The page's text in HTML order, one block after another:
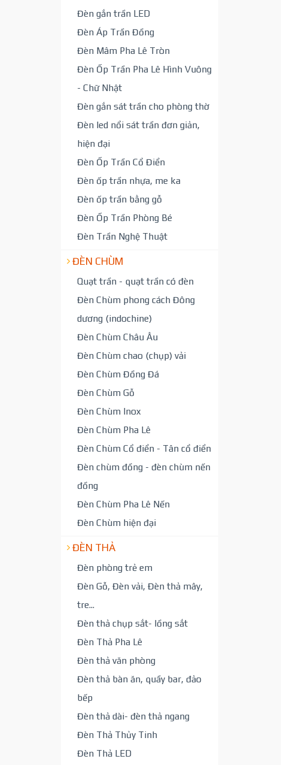
Đèn gắn trần LED
Đèn Áp Trần Đồng
Đèn Mâm Pha Lê Tròn
Đèn Ốp Trần Pha Lê Hình Vuông
- Chữ Nhật
Đèn gắn sát trần cho phòng thờ
Đèn led nổi sát trần đơn giản,
hiện đại
Đèn Ốp Trần Cổ Điển
Đèn ốp trần nhựa, me ka
Đèn ốp trần bằng gỗ
Đèn Ốp Trần Phòng Bé
Đèn Trần Nghệ Thuật
ĐÈN CHÙM
Quạt trần - quạt trần có đèn
Đèn Chùm phong cách Đông
dương (indochine)
Đèn Chùm Châu Âu
Đèn Chùm chao (chụp) vải
Đèn Chùm Đồng Đá
Đèn Chùm Gỗ
Đèn Chùm Inox
Đèn Chùm Pha Lê
Đèn Chùm Cổ điển - Tân cổ điển
Đèn chùm đồng - đèn chùm nến
đồng
Đèn Chùm Pha Lê Nến
Đèn Chùm hiện đại
ĐÈN THẢ
Đèn phòng trẻ em
Đèn Gỗ, Đèn vải, Đèn thả mây,
tre...
Đèn thả chụp sắt- lồng sắt
Đèn Thả Pha Lê
Đèn thả văn phòng
Đèn thả bàn ăn, quầy bar, đảo
bếp
Đèn thả dài- đèn thả ngang
Đèn Thả Thủy Tinh
Đèn Thả LED